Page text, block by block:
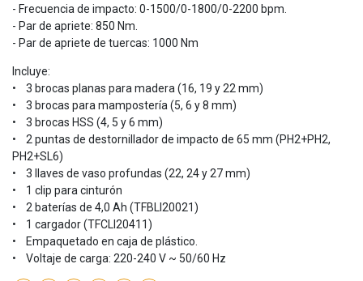
- Frecuencia de impacto: 0-1500/0-1800/0-2200 bpm.
- Par de apriete: 850 Nm.
- Par de apriete de tuercas: 1000 Nm
Incluye:
• 3 brocas planas para madera (16, 19 y 22 mm)
• 3 brocas para mampostería (5, 6 y 8 mm)
• 3 brocas HSS (4, 5 y 6 mm)
• 2 puntas de destornillador de impacto de 65 mm (PH2+PH2,
PH2+SL6)
• 3 llaves de vaso profundas (22, 24 y 27 mm)
• 1 clip para cinturón
• 2 baterías de 4,0 Ah (TFBLI20021)
• 1 cargador (TFCLI20411)
• Empaquetado en caja de plástico.
• Voltaje de carga: 220-240 V ~ 50/60 Hz